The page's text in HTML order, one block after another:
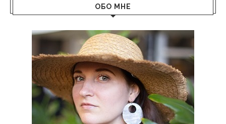
ОБО МНЕ